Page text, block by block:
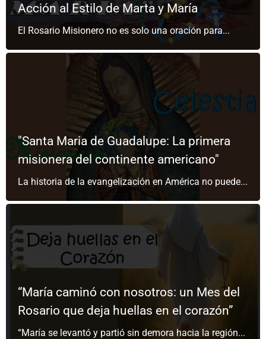
Acción al Estilo de Marta y María
El Rosario Misionero no es solo una oración para...
"Santa Maria de Guadalupe: La primera
misionera del continente americano"
La historia de la evangelización en América no puede...
“María caminó con nosotros: un Mes del
Rosario que deja huellas en el corazón”
“María se levantó y partió sin demora hacia la región...